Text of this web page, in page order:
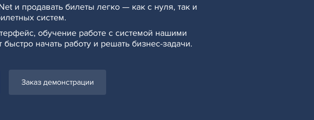
и продавать билеты легко — как с нуля, так и
систем.
обучение работе с системой нашими
начать работу и решать бизнес-задачи.
Заказ демонстрации